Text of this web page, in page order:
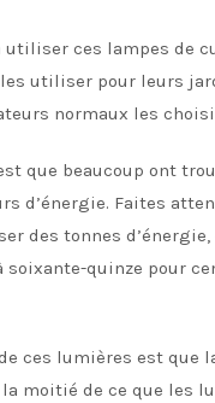
ces lampes de
utiliser pour leurs
normaux les
que beaucoup ont
d’énergie. Faites
des tonnes
soixante-quinze pour
ces lumières est que
moitié de ce que les